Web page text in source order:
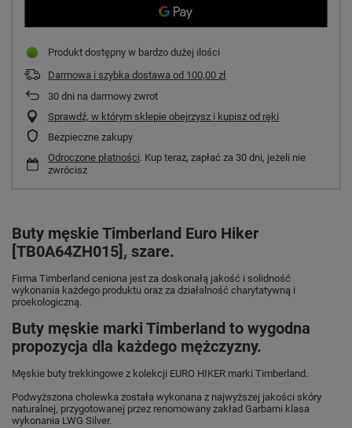
Produkt dostępny w bardzo dużej ilości
Darmowa i szybka dostawa od 100,00 zł
30 dni na darmowy zwrot
Sprawdź, w którym sklepie obejrzysz i kupisz od ręki
Bezpieczne zakupy
Odroczone płatności. Kup teraz, zapłać za 30 dni, jeżeli nie
zwrócisz
Buty męskie Timberland Euro Hiker
[TB0A64ZH015], szare.
Firma Timberland ceniona jest za doskonałą jakość i solidność
wykonania każdego produktu oraz za działalność charytatywną i
proekologiczną.
Buty męskie marki Timberland to wygodna
propozycja dla każdego mężczyzny.
Męskie buty trekkingowe z kolekcji EURO HIKER marki Timberland.
Podwyższona cholewka została wykonana z najwyższej jakości skóry
naturalnej, przygotowanej przez renomowany zakład Garbarni klasa
wykonania LWG Silver.